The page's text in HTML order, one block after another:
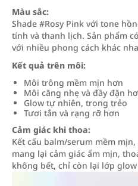
Màu sắc:
Shade #Rosy Pink với tone
tính và thanh lịch. Sản phẩm
với nhiều phong cách khác
Kết quả trên môi:
Môi trông mềm mịn hơn
Môi căng nhẹ và đầy đặn
Glow tự nhiên, trong trẻo
Tươi tắn và rạng rỡ hơn
Cảm giác khi thoa:
Kết cấu balm/serum mềm
mang lại cảm giác ẩm mịn,
không bết, chỉ còn lại lớp